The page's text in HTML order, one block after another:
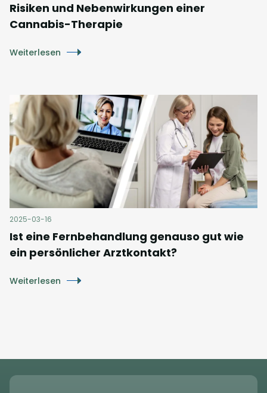
Risiken und Nebenwirkungen einer
Cannabis-Therapie
Weiterlesen
2025-03-16
Ist eine Fernbehandlung genauso gut wie
ein persönlicher Arztkontakt?
Weiterlesen